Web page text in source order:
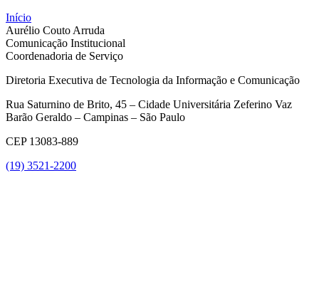
Início
Aurélio Couto Arruda
Comunicação Institucional
Coordenadoria de Serviço
Diretoria Executiva de Tecnologia da Informação e Comunicação
Rua Saturnino de Brito, 45 – Cidade Universitária Zeferino Vaz
Barão Geraldo – Campinas – São Paulo
CEP 13083-889
(19) 3521-2200